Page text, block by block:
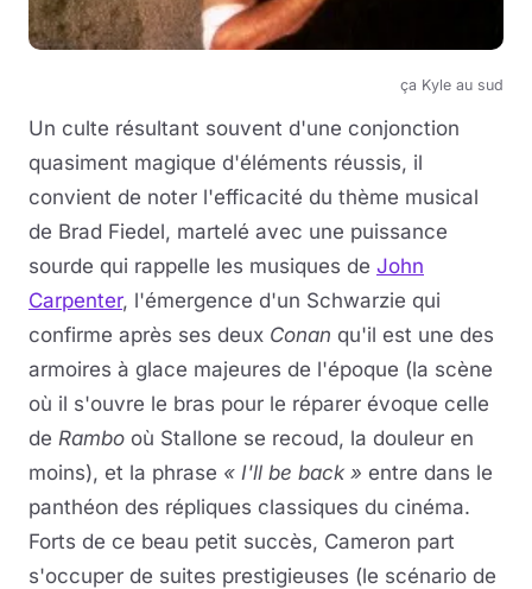
ça Kyle au sud
Un culte résultant souvent d'une conjonction
quasiment magique d'éléments réussis, il
convient de noter l'efficacité du thème musical
de Brad Fiedel, martelé avec une puissance
sourde qui rappelle les musiques de John
Carpenter, l'émergence d'un Schwarzie qui
confirme après ses deux Conan qu'il est une des
armoires à glace majeures de l'époque (la scène
où il s'ouvre le bras pour le réparer évoque celle
de Rambo où Stallone se recoud, la douleur en
moins), et la phrase « I'll be back » entre dans le
panthéon des répliques classiques du cinéma.
Forts de ce beau petit succès, Cameron part
s'occuper de suites prestigieuses (le scénario de